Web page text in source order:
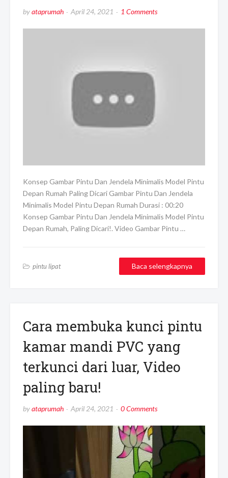
byataprumah April 24, 2021 1 Comments
Konsep Gambar Pintu Dan Jendela Minimalis Model Pintu
Depan Rumah Paling Dicari Gambar Pintu Dan Jendela
Minimalis Model Pintu Depan Rumah Durasi : 00:20
Konsep Gambar Pintu Dan Jendela Minimalis Model Pintu
Depan Rumah, Paling Dicari!. Video Gambar Pintu …
pintu lipat Baca selengkapnya
Cara membuka kunci pintu
kamar mandi PVC yang
terkunci dari luar, Video
paling baru!
byataprumah April 24, 2021 0 Comments